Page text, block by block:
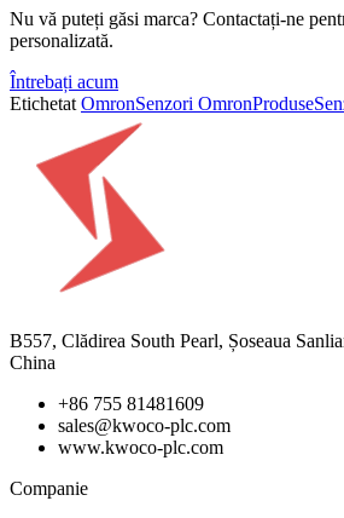
Nu vă puteți găsi marca? Contactați-ne
personalizată.
Întrebați acum
Etichetat OmronSenzori OmronProduse
B557, Clădirea South Pearl, Șoseaua
China
+86 755 81481609
sales@kwoco-plc.com
www.kwoco-plc.com
Companie